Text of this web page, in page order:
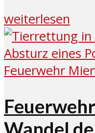
weiterlesen